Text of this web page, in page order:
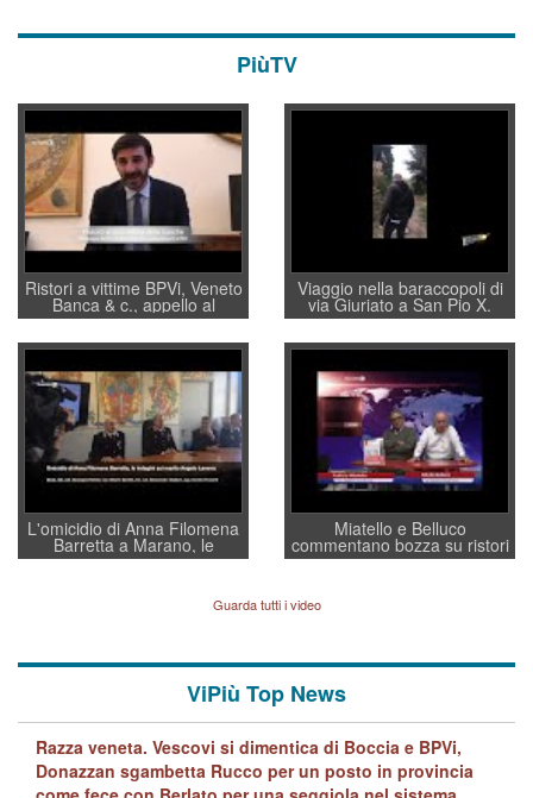
PiùTV
Ristori a vittime BPVi, Veneto
Banca & c., appello al
sottosegretario Alessio
Villarosa: per mettere ordine
convochi con Di Maio CNCU
a supporto della cabina di
regia al Mef
Viaggio nella baraccopoli di
via Giuriato a San Pio X.
Vicenza ai Vicentini: “faremo
un regalo di Natale ai
residenti”
L'omicidio di Anna Filomena
Barretta a Marano, le
indagini dei carabinieri di
quelle di... Barbara D'Urso
Miatello e Belluco
commentano bozza su ristori
BPVi e Veneto Banca
Guarda tutti i video
ViPiù Top News
Razza veneta. Vescovi si dimentica di Boccia e BPVi,
Donazzan sgambetta Rucco per un posto in provincia